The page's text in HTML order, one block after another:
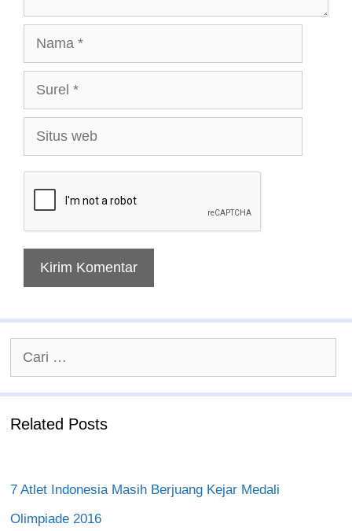
Nama
Surel
Situs
Cari
untuk:
Related Posts
7 Atlet Indonesia Masih Berjuang Kejar Medali
Olimpiade 2016